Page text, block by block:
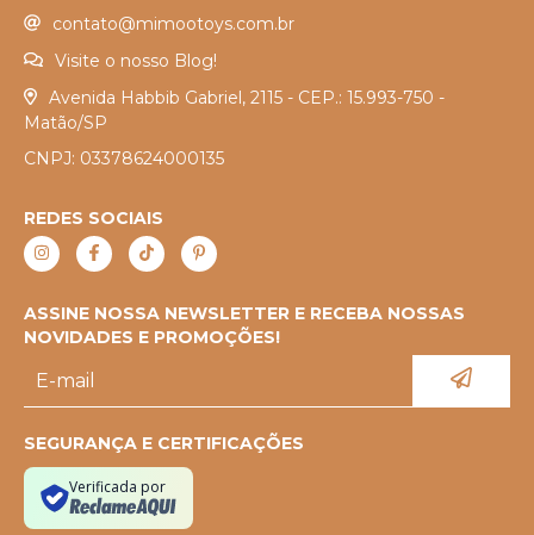
contato@mimootoys.com.br
Visite o nosso Blog!
Avenida Habbib Gabriel, 2115 - CEP.: 15.993-750 -
Matão/SP
CNPJ: 03378624000135
REDES SOCIAIS
ASSINE NOSSA NEWSLETTER E RECEBA NOSSAS
NOVIDADES E PROMOÇÕES!
SEGURANÇA E CERTIFICAÇÕES
Verificada por